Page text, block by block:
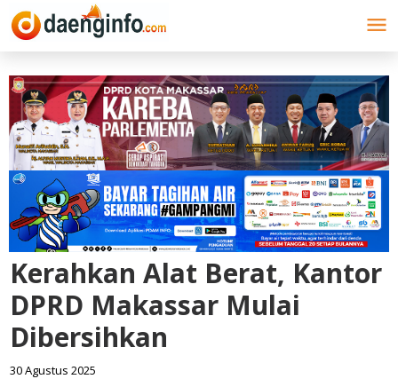
Lewati
ke
Kerahkan Alat Berat, Kantor
DPRD Makassar Mulai
Dibersihkan
30 Agustus 2025